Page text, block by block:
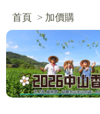
首頁 > 加價購